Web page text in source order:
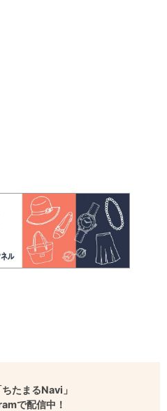
たまるNavi」
で配信中！